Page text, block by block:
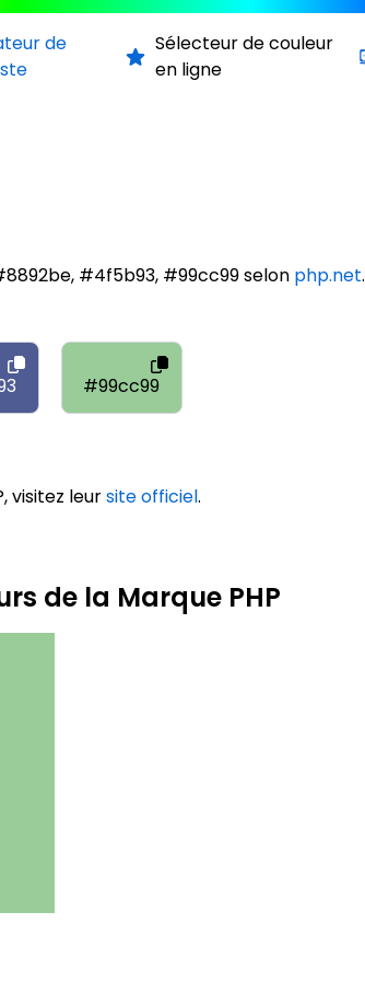
de
Sélecteur de couleur
en ligne
#4f5b93, #99cc99 selon php.net.
#99cc99
visitez leursite officiel.
de la Marque PHP